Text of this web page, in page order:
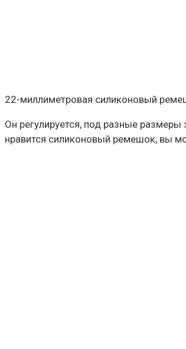
22-миллиметровая силиконовый
Он регулируется, под разные
нравится силиконовый ремешок, вы